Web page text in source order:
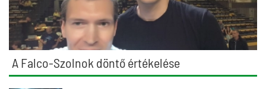
A Falco-Szolnok döntő értékelése